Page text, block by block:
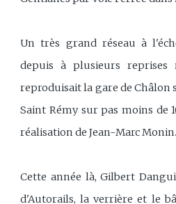
Un très grand réseau à
depuis à plusieurs reprises
reproduisait la gare de Châlon
Saint Rémy sur pas moins de
réalisation de Jean-Marc Monin.
Cette année là, Gilbert
d'Autorails, la verrière et le